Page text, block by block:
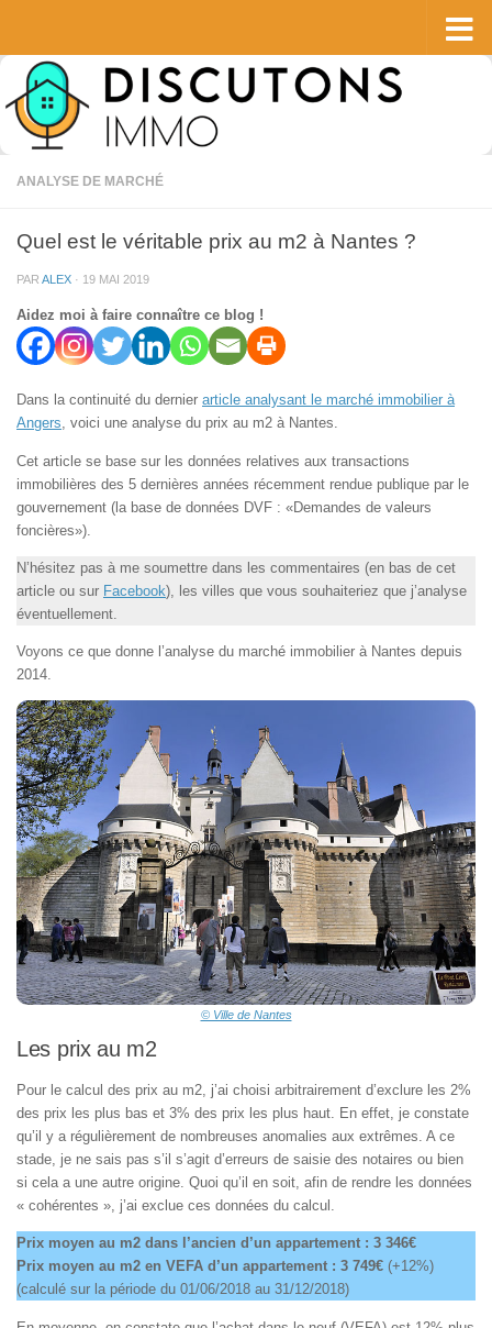
ANALYSE DE MARCHÉ
Quel est le véritable prix au m2 à Nantes ?
PAR ALEX · 19 MAI 2019
Aidez moi à faire connaître ce blog !
Dans la continuité du dernier article analysant le marché immobilier à
Angers, voici une analyse du prix au m2 à Nantes.
Cet article se base sur les données relatives aux transactions
immobilières des 5 dernières années récemment rendue publique par le
gouvernement (la base de données DVF : «Demandes de valeurs
foncières»).
N’hésitez pas à me soumettre dans les commentaires (en bas de cet
article ou sur Facebook), les villes que vous souhaiteriez que j’analyse
éventuellement.
Voyons ce que donne l’analyse du marché immobilier à Nantes depuis
2014.
© Ville de Nantes
Les prix au m2
Pour le calcul des prix au m2, j’ai choisi arbitrairement d’exclure les 2%
des prix les plus bas et 3% des prix les plus haut. En effet, je constate
qu’il y a régulièrement de nombreuses anomalies aux extrêmes. A ce
stade, je ne sais pas s’il s’agit d’erreurs de saisie des notaires ou bien
si cela a une autre origine. Quoi qu’il en soit, afin de rendre les données
« cohérentes », j’ai exclue ces données du calcul.
Prix moyen au m2 dans l’ancien d’un appartement : 3 346€
Prix moyen au m2 en VEFA d’un appartement : 3 749€ (+12%)
(calculé sur la période du 01/06/2018 au 31/12/2018)